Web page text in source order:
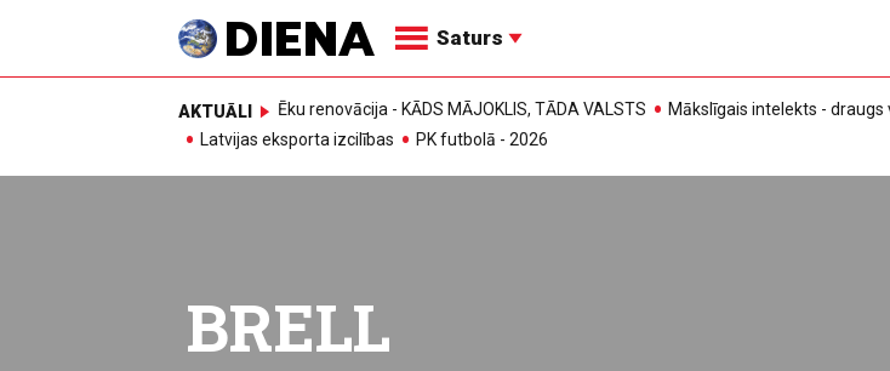
Saturs
AKTUĀLI Ēku renovācija - KĀDS MĀJOKLIS, TĀDA VALSTS
Mākslīgais intelekts - draugs
Latvijas eksporta izcilības
PK futbolā - 2026
BRELL